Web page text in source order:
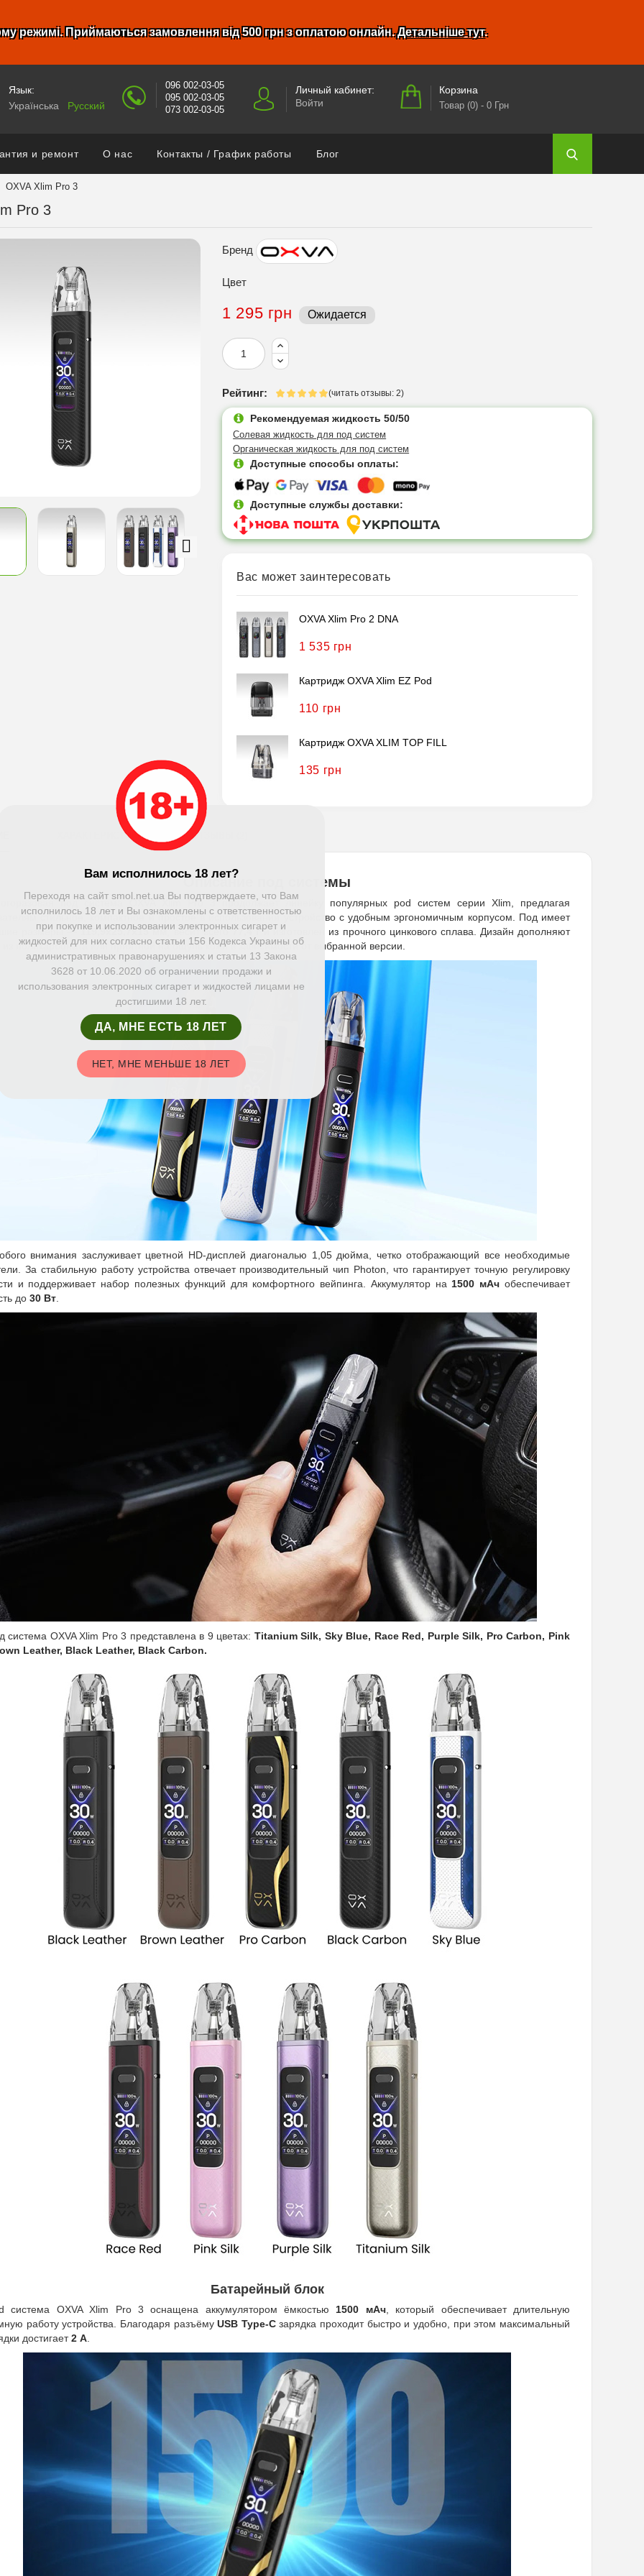
режимі. Приймаються замовлення від 500 грн з оплатою онлайн.Детальніше тут.
Язык:
Українська
Русский
096 002-03-05
095 002-03-05
073 002-03-05
Личный кабинет:
Войти
Корзина
Товар (0)- 0 Грн
и ремонт О нас Контакты / График работы Блог
OXVA Xlim Pro 3
Pro 3
Бренд
Цвет
1 295 грн Ожидается
Рейтинг: (читать отзывы: 2)
Рекомендуемая жидкость 50/50
Солевая жидкость для под систем
Органическая жидкость для под систем
Доступные способы оплаты:
Доступные службы доставки:
Вас может заинтересовать
OXVA Xlim Pro 2 DNA
1 535 грн
Картридж OXVA Xlim EZ Pod
110 грн
Картридж OXVA XLIM TOP FILL
135 грн
ХАРАКТЕРИСТИКИ ОТЗЫВЫ (2)
Описание под системы
под система OXVA Xlim Pro 3 продолжает линейку популярных pod систем серии Xlim, предлагая
стильное, компактное и простое в использовании устройство с удобным эргономичным корпусом. Под имеет
размеры —119,9x25,7x15 мм, весит всего77,4 ги изготовлен из прочного цинкового сплава. Дизайн дополняют
из поликарбоната или приятной на ощупь кожи в зависимости от выбранной версии.
внимания заслуживает цветной HD-дисплей диагональю 1,05 дюйма, четко отображающий все необходимые
За стабильную работу устройства отвечает производительный чип Photon, что гарантирует точную регулировку
и поддерживает набор полезных функций для комфортного вейпинга. Аккумулятор на 1500 мАч обеспечивает
до 30 Вт.
система OXVA Xlim Pro 3 представлена в 9 цветах: Titanium Silk, Sky Blue, Race Red, Purple Silk, Pro Carbon, Pink
Leather, Black Leather, Black Carbon.
Батарейный блок
система OXVA Xlim Pro 3 оснащена аккумулятором ёмкостью 1500 мАч, который обеспечивает длительную
работу устройства. Благодаря разъёмуUSB Type-Cзарядка проходит быстро и удобно, при этом максимальный
достигает2 А.
Вам исполнилось 18 лет?
Переходя на сайт smol.net.ua Вы подтверждаете, что Вам
исполнилось 18 лет и Вы ознакомлены с ответственностью
при покупке и использовании электронных сигарет и
жидкостей для них согласно статьи 156 Кодекса Украины об
административных правонарушениях и статьи 13 Закона
3628 от 10.06.2020 об ограничении продажи и
использования электронных сигарет и жидкостей лицами не
достигшими 18 лет.
ДА, МНЕ ЕСТЬ 18 ЛЕТ
НЕТ, МНЕ МЕНЬШЕ 18 ЛЕТ